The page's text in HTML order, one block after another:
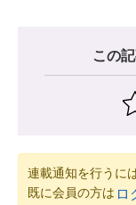
この
連載通知を行うに
既に会員の方は ロ